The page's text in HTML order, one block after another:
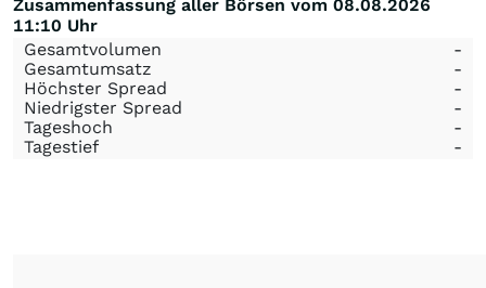
Zusammenfassung aller Börsen vom 08.08.2026
11:10 Uhr
Gesamtvolumen
-
Gesamtumsatz
-
Höchster Spread
-
Niedrigster Spread
-
Tageshoch
-
Tagestief
-